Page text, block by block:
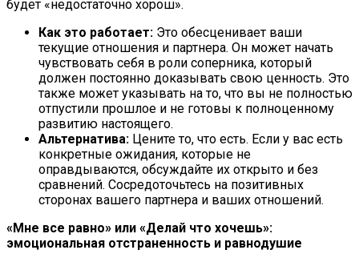
будет «недостаточно хорош».
Как это работает: Это обесценивает ваши
текущие отношения и партнера. Он может начать
чувствовать себя в роли соперника, который
должен постоянно доказывать свою ценность. Это
также может указывать на то, что вы не полностью
отпустили прошлое и не готовы к полноценному
развитию настоящего.
Альтернатива: Цените то, что есть. Если у вас есть
конкретные ожидания, которые не
оправдываются, обсуждайте их открыто и без
сравнений. Сосредоточьтесь на позитивных
сторонах вашего партнера и ваших отношений.
«Мне все равно» или «Делай что хочешь»:
эмоциональная отстраненность и равнодушие